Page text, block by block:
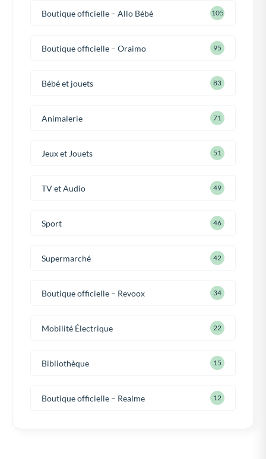
Boutique officielle – Allo Bébé 105
Boutique officielle – Oraimo 95
Bébé et jouets 83
Animalerie 71
Jeux et Jouets 51
TV et Audio 49
Sport 46
Supermarché 42
Boutique officielle – Revoox 34
Mobilité Électrique 22
Bibliothèque 15
Boutique officielle – Realme 12